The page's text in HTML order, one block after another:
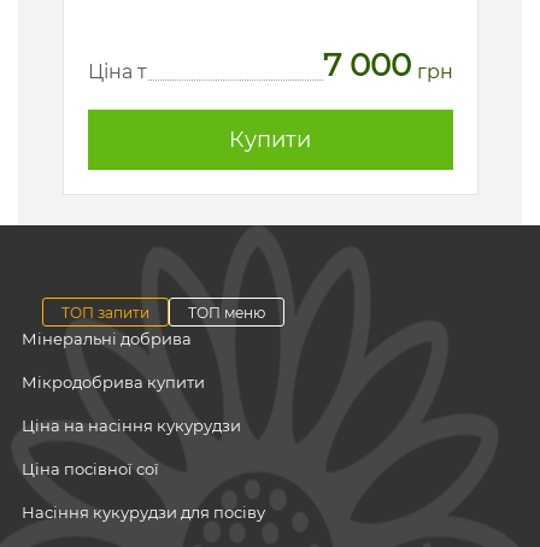
Ціна т 7 000 грн
Купити
ТОП запити ТОП меню
Мінеральні добрива
Мікродобрива купити
Ціна на насіння кукурудзи
Ціна посівної сої
Насіння кукурудзи для посіву